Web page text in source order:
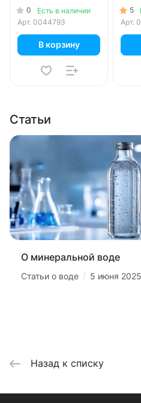
лайма 1.5 литра,
газ, пэт, 6 шт. в уп.
0
Есть в наличии
Арт. 0044793
В корзину
шт.
5
Арт.
Статьи
О минеральной воде
Статьи о воде / 5 июня 2025
Назад к списку